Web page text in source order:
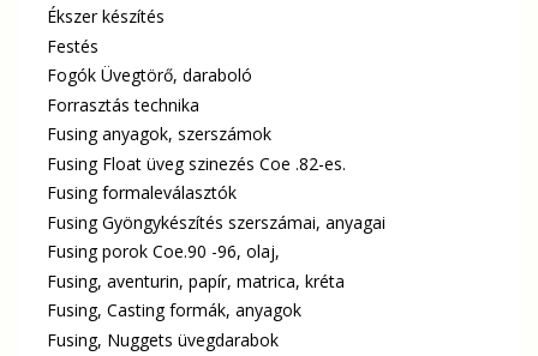
Ékszer készítés
Festés
Fogók Üvegtörő, daraboló
Forrasztás technika
Fusing anyagok, szerszámok
Fusing Float üveg szinezés Coe .82-es.
Fusing formaleválasztók
Fusing Gyöngykészítés szerszámai, anyagai
Fusing porok Coe.90 -96, olaj,
Fusing, aventurin, papír, matrica, kréta
Fusing, Casting formák, anyagok
Fusing, Nuggets üvegdarabok